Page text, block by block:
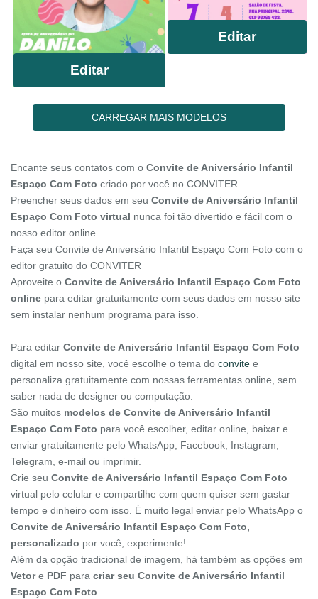
Editar
Editar
CARREGAR MAIS MODELOS
Encante seus contatos com o Convite de Aniversário Infantil
Espaço Com Foto criado por você no CONVITER.
Preencher seus dados em seu Convite de Aniversário Infantil
Espaço Com Foto virtual nunca foi tão divertido e fácil com o
nosso editor online.
Faça seu Convite de Aniversário Infantil Espaço Com Foto com o
editor gratuito do CONVITER
Aproveite o Convite de Aniversário Infantil Espaço Com Foto
online para editar gratuitamente com seus dados em nosso site
sem instalar nenhum programa para isso.
Para editar Convite de Aniversário Infantil Espaço Com Foto
digital em nosso site, você escolhe o tema do convite e
personaliza gratuitamente com nossas ferramentas online, sem
saber nada de designer ou computação.
São muitos modelos de Convite de Aniversário Infantil
Espaço Com Foto para você escolher, editar online, baixar e
enviar gratuitamente pelo WhatsApp, Facebook, Instagram,
Telegram, e-mail ou imprimir.
Crie seu Convite de Aniversário Infantil Espaço Com Foto
virtual pelo celular e compartilhe com quem quiser sem gastar
tempo e dinheiro com isso. É muito legal enviar pelo WhatsApp o
Convite de Aniversário Infantil Espaço Com Foto,
personalizado por você, experimente!
Além da opção tradicional de imagem, há também as opções em
Vetore PDF para criar seu Convite de Aniversário Infantil
Espaço Com Foto